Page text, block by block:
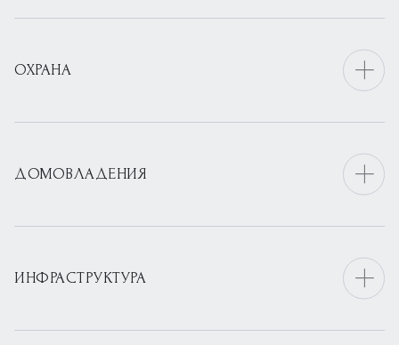
ОХРАНА
ДОМОВЛАДЕНИЯ
ИНФРАСТРУКТУРА